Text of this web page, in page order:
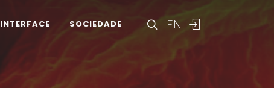
EN
INTERFACE SOCIEDADE